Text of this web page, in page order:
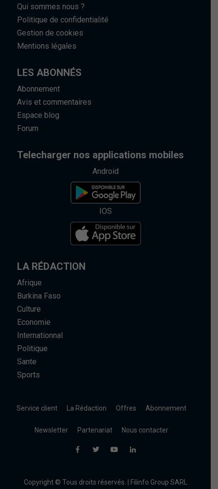
Qui sommes nous ?
Politique de confidentialité
Gestion de cookies
Mentions légales
LES ABONNÉS
Abonnement
Avis et commentaires
Espace blog
Forum
Telecharger nos applications mobiles
Android
IOS
LA RÉDACTION
Afrique
Burkina Faso
Culture
Economie
Internationnal
Politique
Sante
Sports
Service client La Rédaction Offres Abonnement
Newsletter Partenariat Nous contacter
Copyright © Tous droits réservés. | Filinfo Group SARL